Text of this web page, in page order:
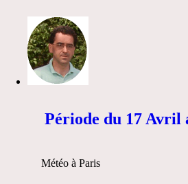
Période du 17 Avril
Météo à Paris